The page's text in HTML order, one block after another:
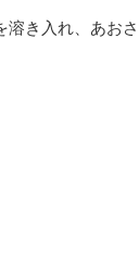
き入れ、あお